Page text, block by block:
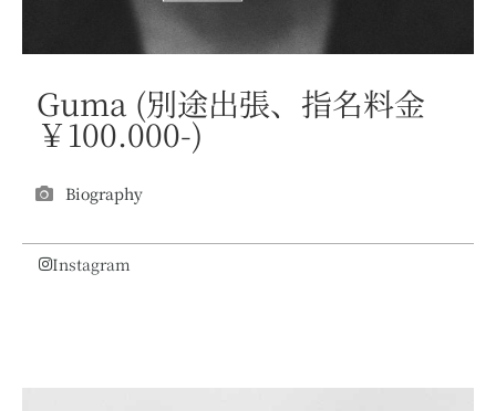
Guma (別途出張、指名料金
￥100.000-)
Biography
Instagram